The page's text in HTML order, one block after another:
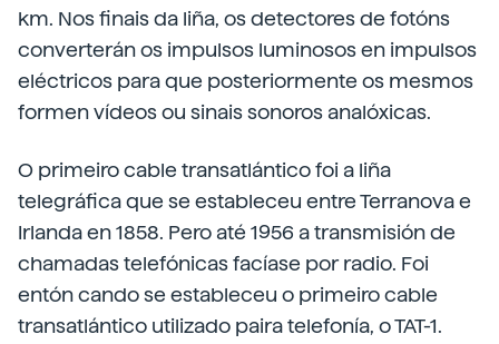
km. Nos finais da liña, os detectores de fotóns
converterán os impulsos luminosos en impulsos
eléctricos para que posteriormente os mesmos
formen vídeos ou sinais sonoros analóxicas.
O primeiro cable transatlántico foi a liña
telegráfica que se estableceu entre Terranova e
Irlanda en 1858. Pero até 1956 a transmisión de
chamadas telefónicas facíase por radio. Foi
entón cando se estableceu o primeiro cable
transatlántico utilizado paira telefonía, o TAT-1.